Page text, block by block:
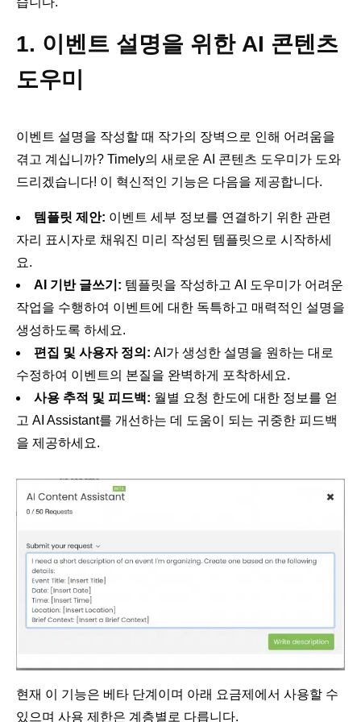
1. 이벤트 설명을 위한 AI 콘텐츠
도우미
이벤트 설명을 작성할 때 작가의 장벽으로 인해 어려움을
겪고 계십니까? Timely의 새로운 AI 콘텐츠 도우미가 도와
드리겠습니다! 이 혁신적인 기능은 다음을 제공합니다.
템플릿 제안: 이벤트 세부 정보를 연결하기 위한 관련
자리 표시자로 채워진 미리 작성된 템플릿으로 시작하세
요.
AI 기반 글쓰기: 템플릿을 작성하고 AI 도우미가 어려운
작업을 수행하여 이벤트에 대한 독특하고 매력적인 설명을
생성하도록 하세요.
편집 및 사용자 정의: AI가 생성한 설명을 원하는 대로
수정하여 이벤트의 본질을 완벽하게 포착하세요.
사용 추적 및 피드백: 월별 요청 한도에 대한 정보를 얻
고 AI Assistant를 개선하는 데 도움이 되는 귀중한 피드백
을 제공하세요.
현재 이 기능은 베타 단계이며 아래 요금제에서 사용할 수
있으며 사용 제한은 계층별로 다릅니다.